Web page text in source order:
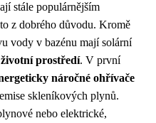
stále populárnějším
z dobrého důvodu. Kromě
vody v bazénu mají solární
prostředí. V první
náročné ohřívače
skleníkových plynů.
nebo elektrické,